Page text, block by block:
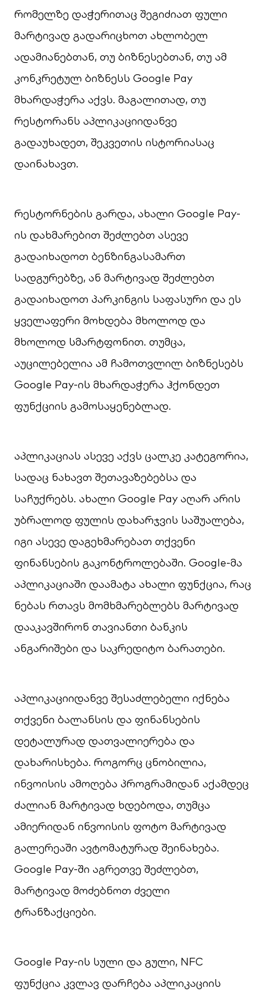
რომელზე დაჭერითაც შეგიძიათ ფული
მარტივად გადარიცხოთ ახლობელ
ადამიანებთან, თუ ბიზნესებთან, თუ ამ
კონკრეტულ ბიზნესს Google Pay
მხარდაჭერა აქვს. მაგალითად, თუ
რესტორანს აპლიკაციიდანვე
გადაუხადეთ, შეკვეთის ისტორიასაც
დაინახავთ.
რესტორნების გარდა, ახალი Google Pay-
ის დახმარებით შეძლებთ ასევე
გადაიხადოთ ბენზინგასამართ
სადგურებზე, ან მარტივად შეძლებთ
გადაიხადოთ პარკინგის საფასური და ეს
ყველაფერი მოხდება მხოლოდ და
მხოლოდ სმარტფონით. თუმცა,
აუცილებელია ამ ჩამოთვლილ ბიზნესებს
Google Pay-ის მხარდაჭერა ჰქონდეთ
ფუნქციის გამოსაყენებლად.
აპლიკაციას ასევე აქვს ცალკე კატეგორია,
სადაც ნახავთ შეთავაზებებსა და
საჩუქრებს. ახალი Google Pay აღარ არის
უბრალოდ ფულის დახარჯვის საშუალება,
იგი ასევე დაგეხმარებათ თქვენი
ფინანსების გაკონტროლებაში. Google-მა
აპლიკაციაში დაამატა ახალი ფუნქცია, რაც
ნებას რთავს მომხმარებლებს მარტივად
დააკავშირონ თავიანთი ბანკის
ანგარიშები და საკრედიტო ბარათები.
აპლიკაციიდანვე შესაძლებელი იქნება
თქვენი ბალანსის და ფინანსების
დეტალურად დათვალიერება და
დახარისხება. როგორც ცნობილია,
ინვოისის ამოღება პროგრამიდან აქამდეც
ძალიან მარტივად ხდებოდა, თუმცა
ამიერიდან ინვოისის ფოტო მარტივად
გალერეაში ავტომატურად შეინახება.
Google Pay-ში აგრეთვე შეძლებთ,
მარტივად მოძებნოთ ძველი
ტრანზაქციები.
Google Pay-ის სული და გული, NFC
ფუნქცია კვლავ დარჩება აპლიკაციის